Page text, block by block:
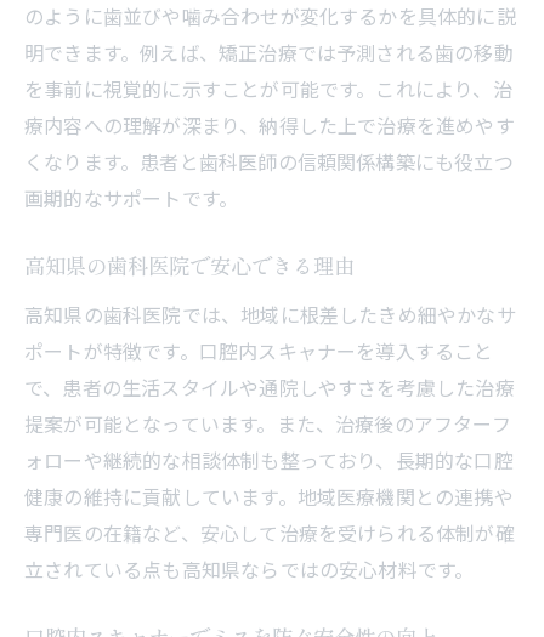
のように歯並びや噛み合わせが変化するかを具体的に説
明できます。例えば、矯正治療では予測される歯の移動
を事前に視覚的に示すことが可能です。これにより、治
療内容への理解が深まり、納得した上で治療を進めやす
くなります。患者と歯科医師の信頼関係構築にも役立つ
画期的なサポートです。
高知県の歯科医院で安心できる理由
高知県の歯科医院では、地域に根差したきめ細やかなサ
ポートが特徴です。口腔内スキャナーを導入すること
で、患者の生活スタイルや通院しやすさを考慮した治療
提案が可能となっています。また、治療後のアフターフ
ォローや継続的な相談体制も整っており、長期的な口腔
健康の維持に貢献しています。地域医療機関との連携や
専門医の在籍など、安心して治療を受けられる体制が確
立されている点も高知県ならではの安心材料です。